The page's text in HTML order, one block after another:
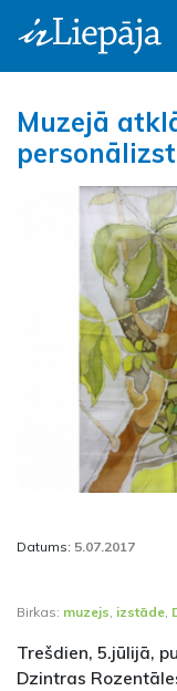
Muzejā
Datums: 5.07.2017
Birkas: muzejs, izstāde,
Trešdien, 5.jūlijā,
Dzintras